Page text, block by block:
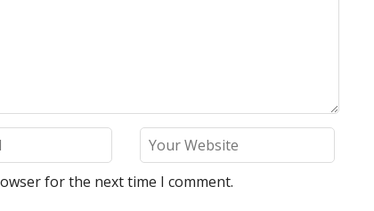
for the next time I comment.